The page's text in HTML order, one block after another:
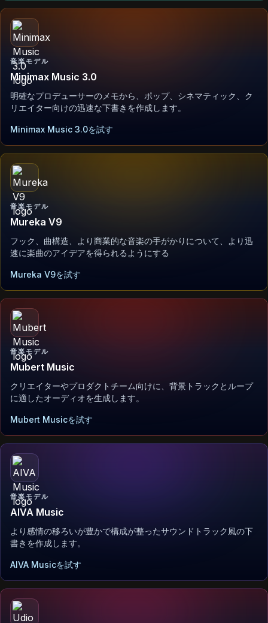
音楽モデル
Minimax Music 3.0
明確なプロデューサーのメモから、ポップ、シネマティック、ク
リエイター向けの迅速な下書きを作成します。
Minimax Music 3.0を試す
音楽モデル
Mureka V9
フック、曲構造、より商業的な音楽の手がかりについて、より迅
速に楽曲のアイデアを得られるようにする
Mureka V9を試す
音楽モデル
Mubert Music
クリエイターやプロダクトチーム向けに、背景トラックとループ
に適したオーディオを生成します。
Mubert Musicを試す
音楽モデル
AIVA Music
より感情の移ろいが豊かで構成が整ったサウンドトラック風の下
書きを作成します。
AIVA Musicを試す